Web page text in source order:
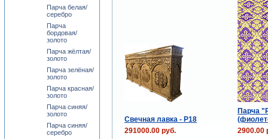
Свечная лавка - P18
Парча
291000.00 руб.
2900.00
Парча белая/
серебро
Парча
бордовая/
золото
Парча жёлтая/
золото
Парча зелёная/
золото
Парча красная/
золото
Парча синяя/
золото
Парча синяя/
серебро